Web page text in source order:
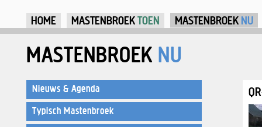
HOME MASTENBROEKTOEN MASTENBROEK NU
MASTENBROEK NU
Nieuws & Agenda
Typisch Mastenbroek